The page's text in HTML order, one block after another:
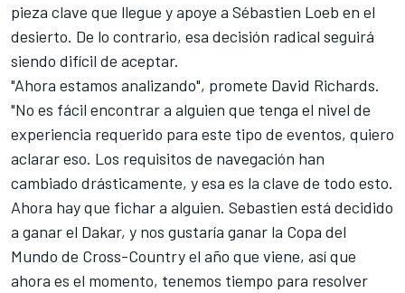
pieza clave que llegue y apoye a Sébastien Loeb en el
desierto. De lo contrario, esa decisión radical seguirá
siendo difícil de aceptar.
"Ahora estamos analizando", promete David Richards.
"No es fácil encontrar a alguien que tenga el nivel de
experiencia requerido para este tipo de eventos, quiero
aclarar eso. Los requisitos de navegación han
cambiado drásticamente, y esa es la clave de todo esto.
Ahora hay que fichar a alguien. Sebastien está decidido
a ganar el Dakar, y nos gustaría ganar la Copa del
Mundo de Cross-Country el año que viene, así que
ahora es el momento, tenemos tiempo para resolver